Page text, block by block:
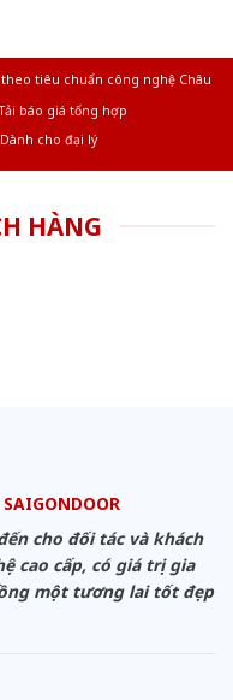
tiêu chuẩn công nghệ Châu
báo giá tổng hợp
Dành cho đại lý
HÀNG
cho đối tác và khách
cao cấp, có giá trị gia
một tương lai tốt đẹp